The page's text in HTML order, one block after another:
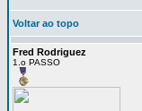
Voltar ao topo
Fred Rodriguez
1.o PASSO